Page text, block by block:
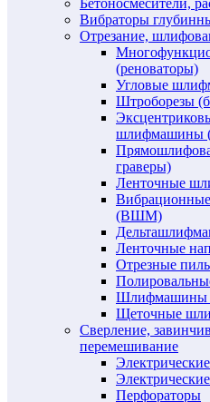
Бетоносмесители,
Вибраторы
Отрезание,
(реноваторы)
Угловые
Штроборезы
граверы)
Ленточные
(ВШМ)
Ленточные
Отрезные
Шлифмашины
Щеточные
Сверление,
перемешивание
Перфораторы